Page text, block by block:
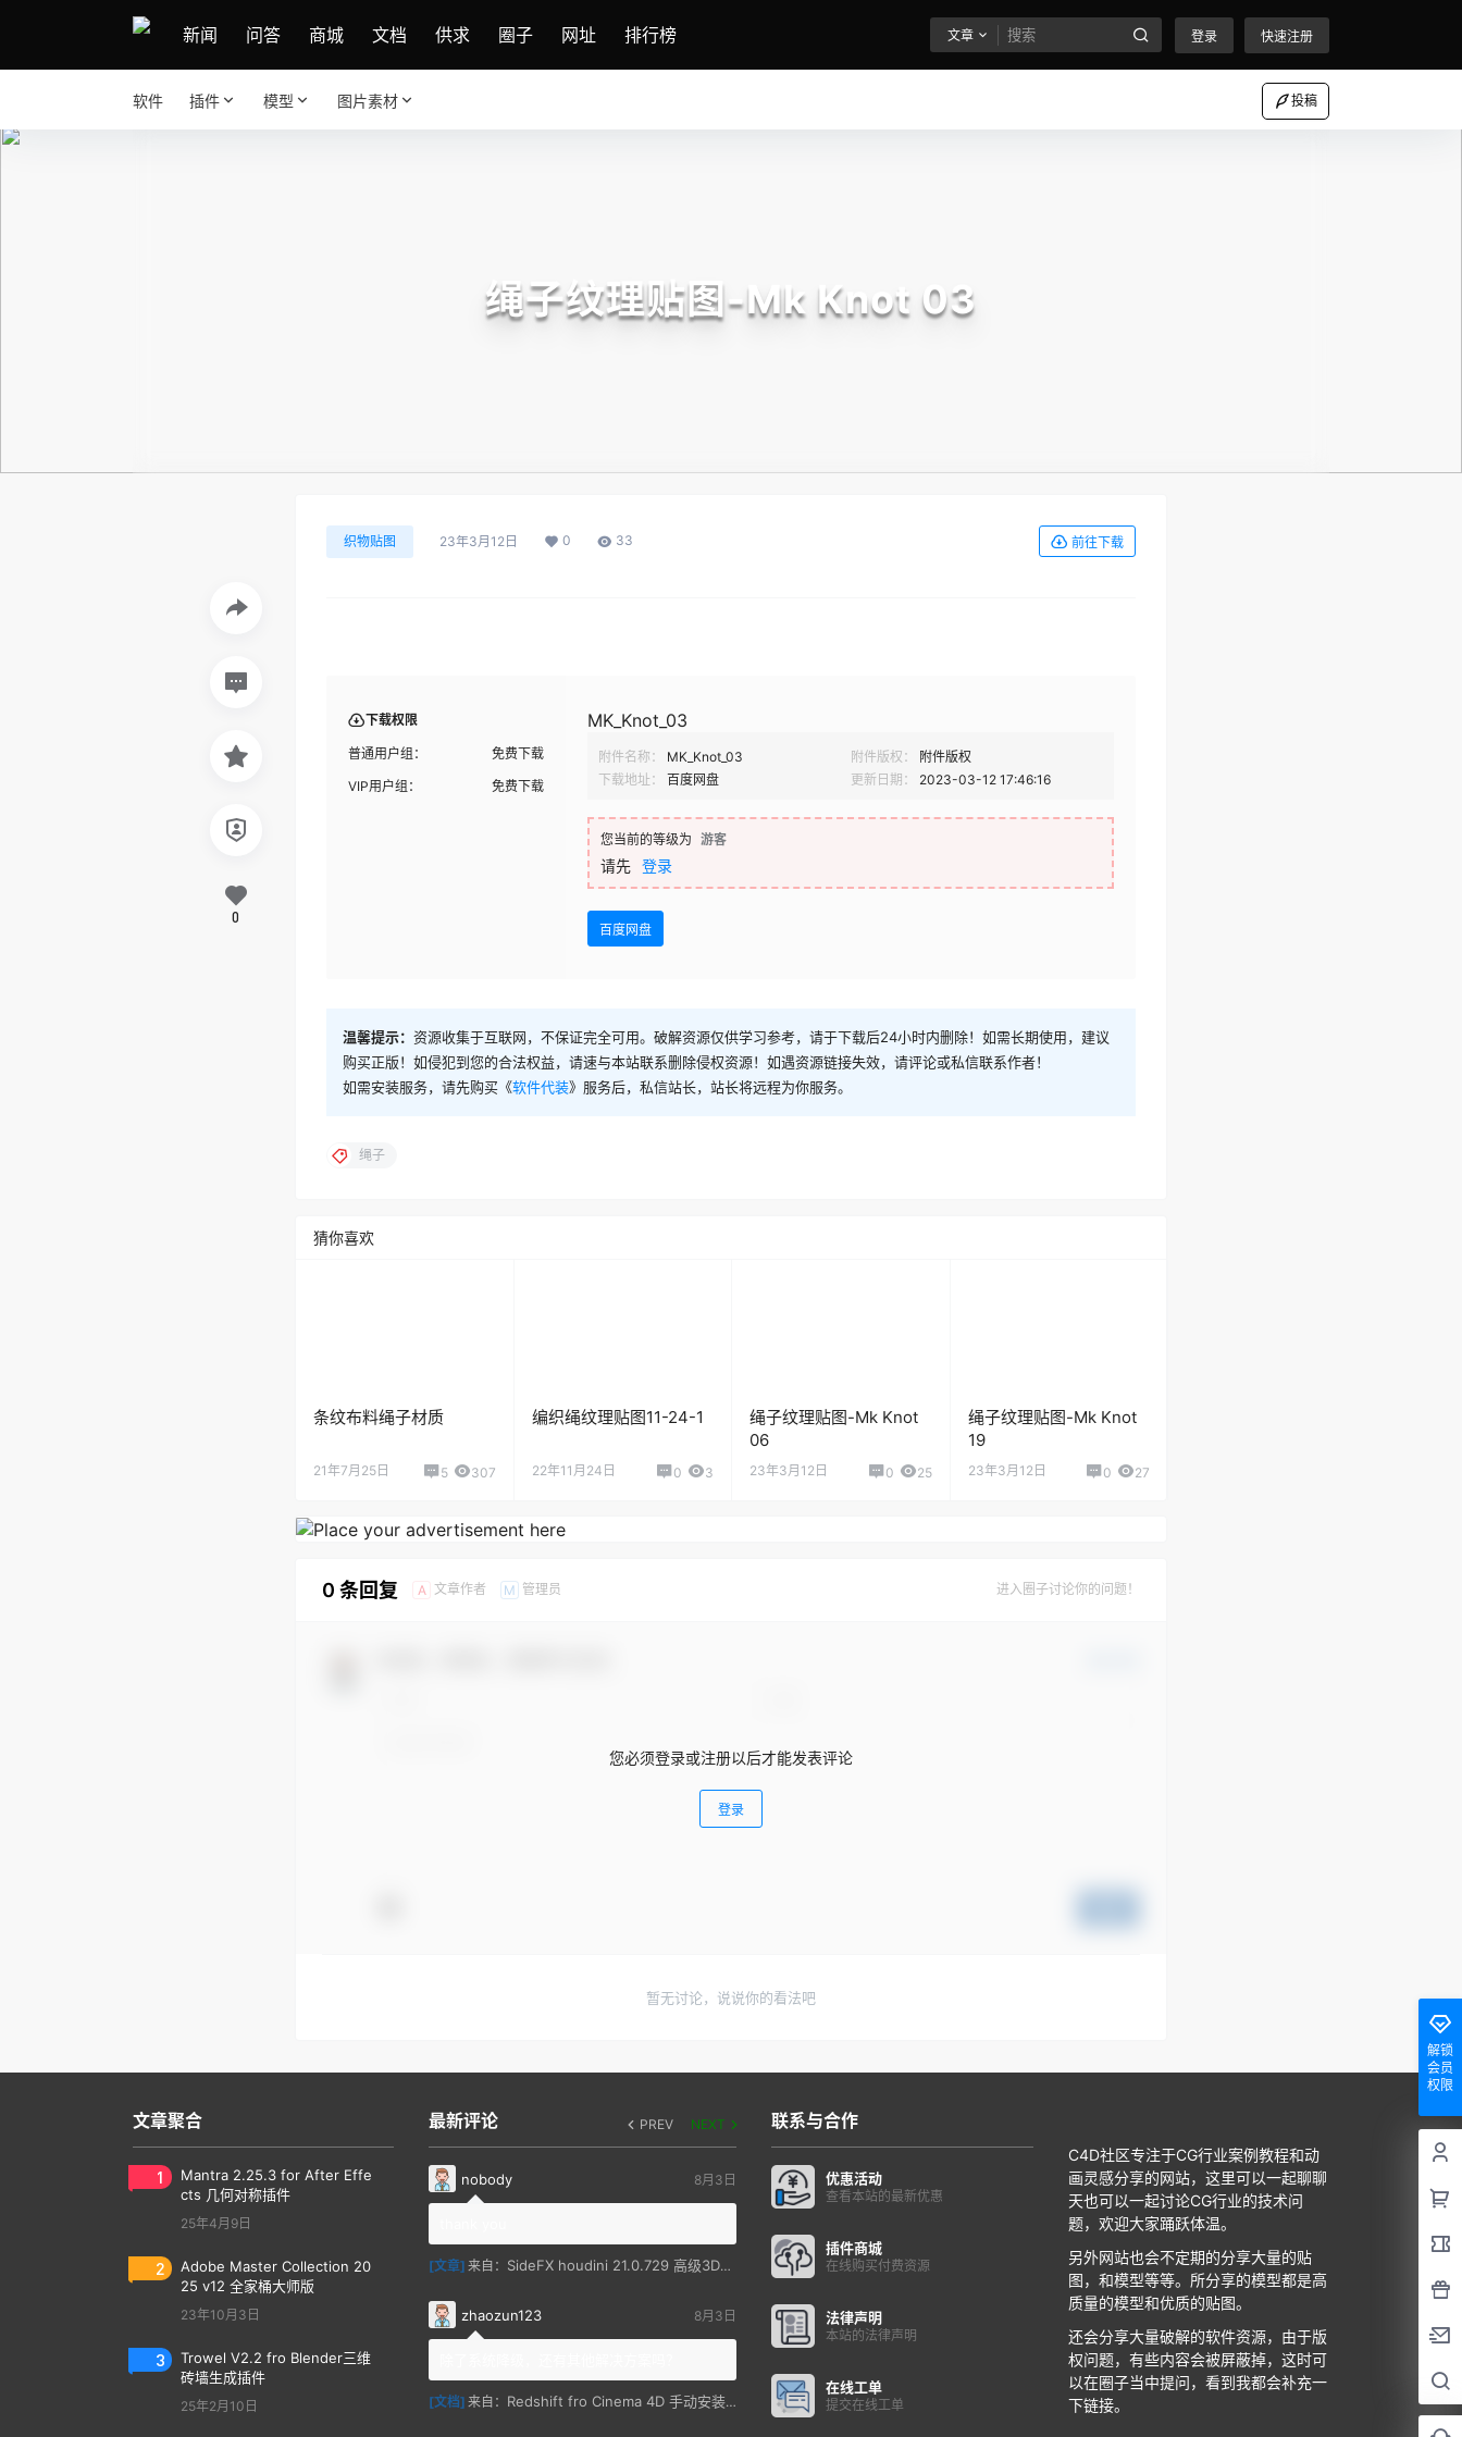
新闻 问答 商城 文档 供求 圈子 网址 排行榜 文章 登录 快速注册
软件 插件 模型 图片素材 投稿
绳子纹理贴图-Mk Knot 03
织物贴图 23年3月12日 0 33 前往下载
下载权限
普通用户组：
免费下载
VIP用户组：
免费下载
MK_Knot_03
附件名称： MK_Knot_03 附件版权：
附件版权
下载地址：
百度网盘 更新日期： 2023-03-12 17:46:16
您当前的等级为 游客
请先 登录
百度网盘
温馨提示： 资源收集于互联网，不保证完全可用。破解资源仅供学习参考，请于下载后24小时内删除！如需长期使用，建议
购买正版！如侵犯到您的合法权益，请速与本站联系删除侵权资源！如遇资源链接失效，请评论或私信联系作者！
如需安装服务，请先购买《软件代装》服务后，私信站长，站长将远程为你服务。
0
绳子
猜你喜欢
条纹布料绳子材质
21年7月25日 5 307
编织绳纹理贴图11-24-1
22年11月24日 0 3
绳子纹理贴图-Mk Knot
06
23年3月12日 0 25
绳子纹理贴图-Mk Knot
19
23年3月12日 0 27
0 条回复 A 文章作者 M 管理员 进入圈子讨论你的问题！
您必须登录或注册以后才能发表评论
登录
暂无讨论，说说你的看法吧
解锁
会员
权限
文章聚合
1
Mantra 2.25.3 for After Effe
cts 几何对称插件
25年4月9日
2
Adobe Master Collection 20
25 v12 全家桶大师版
23年10月3日
3
Trowel V2.2 fro Blender三维
砖墙生成插件
25年2月10日
最新评论 PREV NEXT
nobody 8月3日
[文章] 来自： SideFX houdini 21.0.729 高级3D特效软件
zhaozun123 8月3日
[文档] 来自： Redshift fro Cinema 4D 手动安装教程
联系与合作
优惠活动
查看本站的最新优惠
插件商城
在线购买付费资源
法律声明
本站的法律声明
在线工单
提交在线工单
C4D社区专注于CG行业案例教程和动
画灵感分享的网站，这里可以一起聊聊
天也可以一起讨论CG行业的技术问
题，欢迎大家踊跃体温。
另外网站也会不定期的分享大量的贴
图，和模型等等。所分享的模型都是高
质量的模型和优质的贴图。
还会分享大量破解的软件资源，由于版
权问题，有些内容会被屏蔽掉，这时可
以在圈子当中提问，看到我都会补充一
下链接。